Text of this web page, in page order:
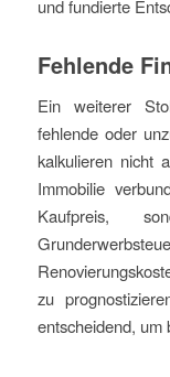
und fundierte
Fehlende
Ein weiterer
fehlende oder
kalkulieren nicht
Immobilie
Kaufpreis,
zu
entscheidend, um